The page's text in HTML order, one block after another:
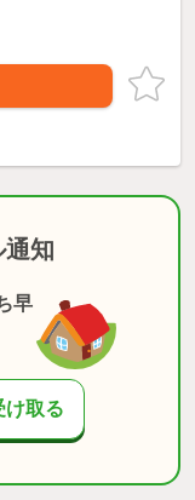
通知
早
け取る